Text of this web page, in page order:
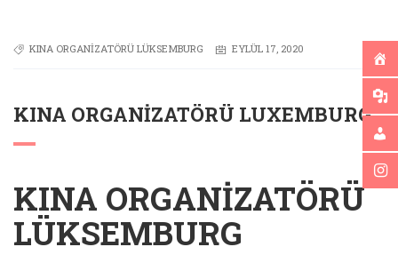
KINA ORGANIZATÖRÜ LÜKSEMBURG EYLÜL 17, 2020
KINA ORGANIZATÖRÜ LUXEMBURG
KINA ORGANIZATÖRÜ
LÜKSEMBURG